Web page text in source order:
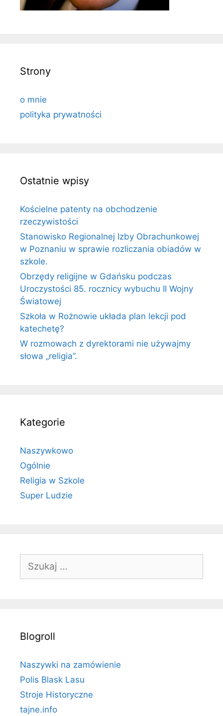
Strony
o mnie
polityka prywatności
Ostatnie wpisy
Kościelne patenty na obchodzenie
rzeczywistości
Stanowisko Regionalnej Izby Obrachunkowej
w Poznaniu w sprawie rozliczania obiadów w
szkole.
Obrzędy religijne w Gdańsku podczas
Uroczystości 85. rocznicy wybuchu II Wojny
Światowej
Szkoła w Rożnowie układa plan lekcji pod
katechetę?
W rozmowach z dyrektorami nie używajmy
słowa „religia”.
Kategorie
Naszywkowo
Ogólnie
Religia w Szkole
Super Ludzie
Blogroll
Naszywki na zamówienie
Polis Blask Lasu
Stroje Historyczne
tajne.info